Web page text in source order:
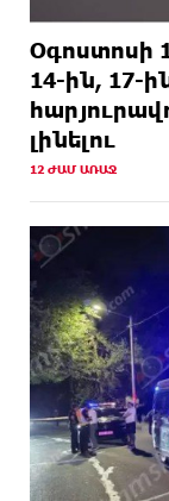
Օգոստոսի
14-ին, 17-
լինելու
12 ԺԱՄ ԱՌԱՋ